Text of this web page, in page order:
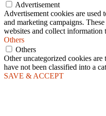
Advertisement
Advertisement cookies are
and marketing campaigns.
websites and collect information
Others
Others
Other uncategorized cookies are
have not been classified into a
SAVE & ACCEPT